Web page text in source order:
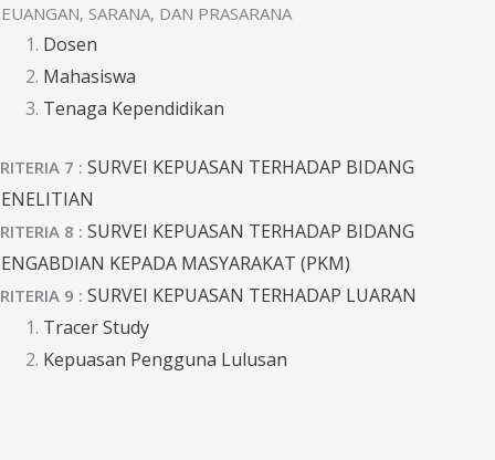
SARANA, DAN PRASARANA
Dosen
Mahasiswa
Tenaga Kependidikan
7 : SURVEI KEPUASAN TERHADAP BIDANG
8 : SURVEI KEPUASAN TERHADAP BIDANG
KEPADA MASYARAKAT (PKM)
9 : SURVEI KEPUASAN TERHADAP LUARAN
Tracer Study
Kepuasan Pengguna Lulusan